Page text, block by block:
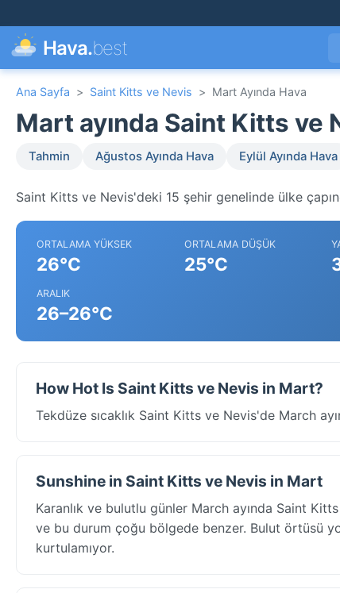
Hava.best
Ana Sayfa > Saint Kitts ve Nevis > Mart Ayında Hava
Mart ayında Saint Kitts ve
Tahmin Ağustos Ayında Hava Eylül Ayında Hava
Saint Kitts ve Nevis'deki 15 şehir genelinde ülke
ORTALAMA YÜKSEK
26°C
ORTALAMA DÜŞÜK
25°C
ARALIK
26–26°C
How Hot Is Saint Kitts ve Nevis in Mart?
Tekdüze sıcaklık Saint Kitts ve Nevis'de March
Sunshine in Saint Kitts ve Nevis in Mart
Karanlık ve bulutlu günler March ayında Saint
ve bu durum çoğu bölgede benzer. Bulut örtüsü
kurtulamıyor.